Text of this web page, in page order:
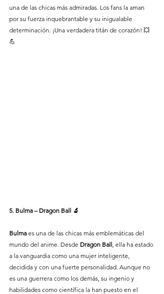
una de las chicas más admiradas. Los fans la aman
por su fuerza inquebrantable y su inigualable
determinación. ¡Una verdadera titán de corazón! 💥
💪
5. Bulma – Dragon Ball 🔬
Bulma es una de las chicas más emblemáticas del
mundo del anime. Desde Dragon Ball , ella ha estado
a la vanguardia como una mujer inteligente,
decidida y con una fuerte personalidad. Aunque no
es una guerrera como los demás, su ingenio y
habilidades como científica la han puesto en el